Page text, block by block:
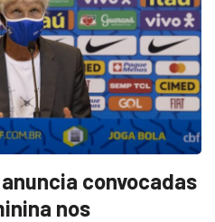
convocadas
nos